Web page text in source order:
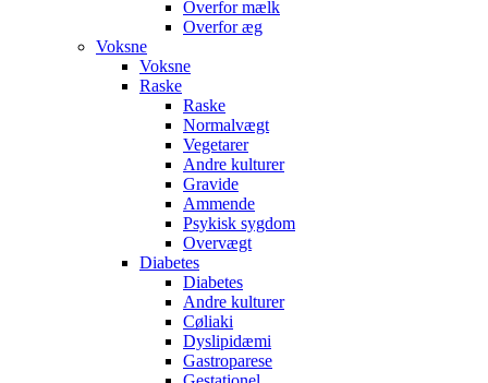
Overfor mælk
Overfor æg
Voksne
Voksne
Raske
Raske
Normalvægt
Vegetarer
Andre kulturer
Gravide
Ammende
Psykisk sygdom
Overvægt
Diabetes
Diabetes
Andre kulturer
Cøliaki
Dyslipidæmi
Gastroparese